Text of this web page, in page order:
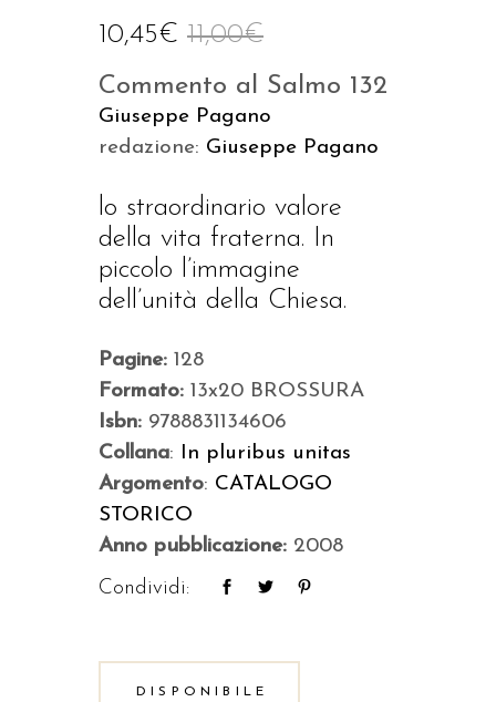
11,00€
10,45€
Commento al Salmo 132
Giuseppe Pagano
redazione: Giuseppe Pagano
lo straordinario valore
della vita fraterna. In
piccolo l’immagine
dell’unità della Chiesa.
Pagine: 128
Formato: 13x20 BROSSURA
Isbn: 9788831134606
Collana: In pluribus unitas
Argomento: CATALOGO
STORICO
Anno pubblicazione: 2008
Condividi:
DISPONIBILE